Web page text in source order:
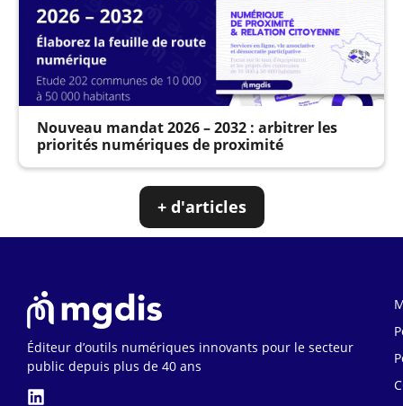
Nouveau mandat 2026 – 2032 : arbitrer les
priorités numériques de proximité
+ d'articles
Éditeur d’outils numériques innovants pour le secteur
public depuis plus de 40 ans